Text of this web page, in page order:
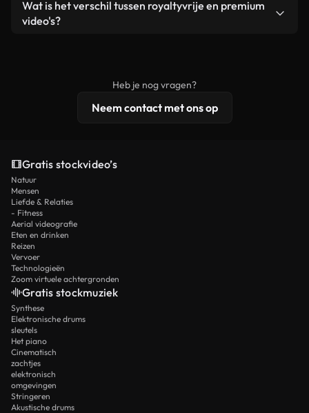
een losstaand product.
remixen. Zorg er wel voor dat het eindproduct
Wat is het verschil tussen royaltyvrije en premium
video's?
licentiebescherming omvat.
Heb je nog vragen?
Neem contact met ons op
Gratis stockvideo’s
Natuur
Mensen
Liefde & Relaties
- Fitness
Aerial videografie
Eten en drinken
Reizen
Vervoer
Technologieën
Zoom virtuele achtergronden
Gratis stockmuziek
Synthese
Elektronische drums
sleutels
Het piano
Cinematisch
zachtjes
elektronisch
omgevingen
Stringeren
Akustische drums